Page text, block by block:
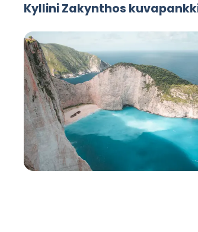
Kyllini Zakynthos